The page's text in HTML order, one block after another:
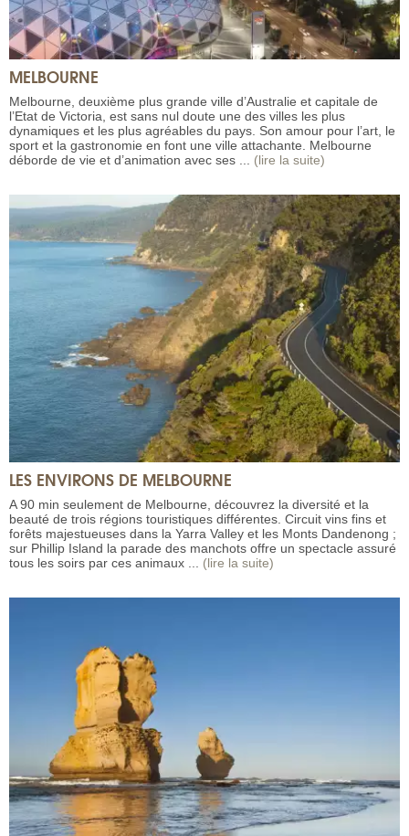
MELBOURNE
Melbourne, deuxième plus grande ville d’Australie et capitale de
l’Etat de Victoria, est sans nul doute une des villes les plus
dynamiques et les plus agréables du pays. Son amour pour l’art, le
sport et la gastronomie en font une ville attachante. Melbourne
déborde de vie et d’animation avec ses ... (lire la suite)
LES ENVIRONS DE MELBOURNE
A 90 min seulement de Melbourne, découvrez la diversité et la
beauté de trois régions touristiques différentes. Circuit vins fins et
forêts majestueuses dans la Yarra Valley et les Monts Dandenong ;
sur Phillip Island la parade des manchots offre un spectacle assuré
tous les soirs par ces animaux ... (lire la suite)